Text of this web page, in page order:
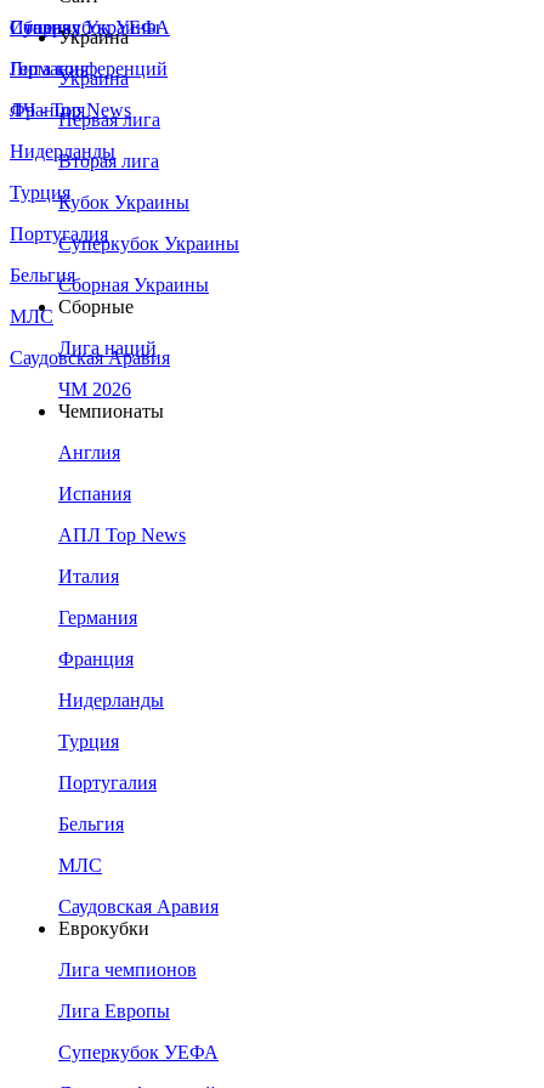
Сборная Украины
Италия
Германия
Франция
Нидерланды
Турция
Португалия
Бельгия
МЛС
Саудовская Аравия
Суперкубок УЕФА
Лига конференций
ЛЧ - Top News
Украина
Украина
Первая лига
Вторая лига
Кубок Украины
Суперкубок Украины
Сборная Украины
Сборные
Лига наций
ЧМ 2026
Чемпионаты
Англия
Испания
АПЛ Top News
Италия
Германия
Франция
Нидерланды
Турция
Португалия
Бельгия
МЛС
Саудовская Аравия
Еврокубки
Лига чемпионов
Лига Европы
Суперкубок УЕФА